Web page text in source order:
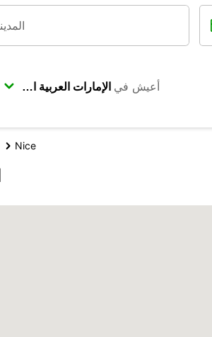
أعيش في
Nice